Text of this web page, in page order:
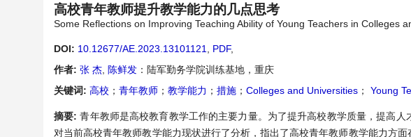
高校青年教师提升教学能力的几点思考
Some Reflections on Improving Teaching Ability of Young Teachers in Colleges
DOI: 10.12677/AE.2023.13101121 PDF,
作者: 张 杰 陈鲜发 ：陆军勤务学院训练基地，重庆
关键词: 高校 ； 青年教师 ； 教学能力 ； 措施 ； Colleges and Universities ； Young
摘要:青年教师是高校教育教学工作的主要力量。为了提升高校教学质量，提高
对当前高校青年教师教学能力现状进行了分析，指出了高校青年教师教学能力方